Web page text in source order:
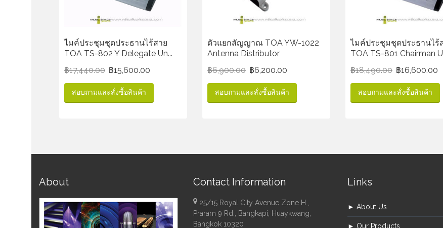
ไมค์ประชุมชุดประธานไร้สาย
TOA TS-802 Y Delegate Un...
฿17,440.00 ฿15,600.00
สอบถามและสั่งซื้อสินค้า
ตัวแยกสัญญาณ TOA YW-1022
Antenna Distributor
฿6,900.00 ฿6,200.00
สอบถามและสั่งซื้อสินค้า
ไมค์ประชุมชุดประธานไร้
TOA TS-801 Chairman
฿18,490.00 ฿16,600.00
สอบถามและสั่งซื้อสินค้า
About Contact Information
25/15 Royal City Avenue Zone H ,
Praram 9 Rd., Bangkapi, Huaykwang,
Bangkok 10320
Links
► About Us
► Our Products